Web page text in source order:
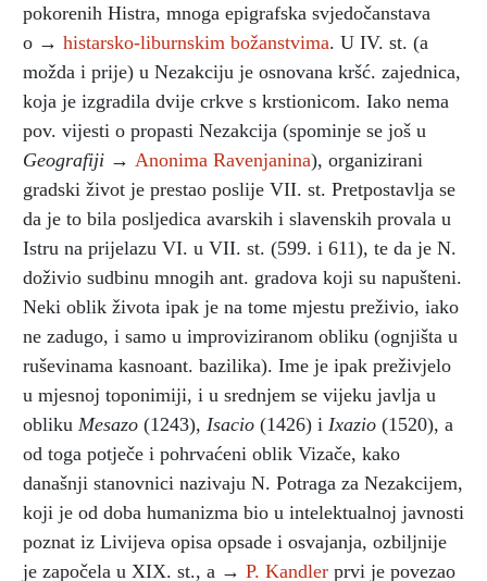
pokorenih Histra, mnoga epigrafska svjedočanstava
o → histarsko-liburnskim božanstvima. U IV. st. (a
možda i prije) u Nezakciju je osnovana kršć. zajednica,
koja je izgradila dvije crkve s krstionicom. Iako nema
pov. vijesti o propasti Nezakcija (spominje se još u
Geografiji → Anonima Ravenjanina), organizirani
gradski život je prestao poslije VII. st. Pretpostavlja se
da je to bila posljedica avarskih i slavenskih provala u
Istru na prijelazu VI. u VII. st. (599. i 611), te da je N.
doživio sudbinu mnogih ant. gradova koji su napušteni.
Neki oblik života ipak je na tome mjestu preživio, iako
ne zadugo, i samo u improviziranom obliku (ognjišta u
ruševinama kasnoant. bazilika). Ime je ipak preživjelo
u mjesnoj toponimiji, i u srednjem se vijeku javlja u
obliku Mesazo (1243), Isacio (1426) i Ixazio (1520), a
od toga potječe i pohrvaćeni oblik Vizače, kako
današnji stanovnici nazivaju N. Potraga za Nezakcijem,
koji je od doba humanizma bio u intelektualnoj javnosti
poznat iz Livijeva opisa opsade i osvajanja, ozbiljnije
je započela u XIX. st., a → P. Kandler prvi je povezao